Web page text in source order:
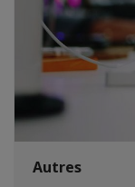
Autres